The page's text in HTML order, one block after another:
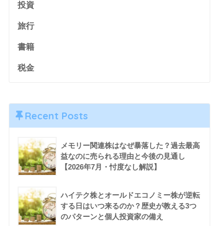
投資
旅行
書籍
税金
Recent Posts
メモリー関連株はなぜ暴落した？過去最高
益なのに売られる理由と今後の見通し
【2026年7月・忖度なし解説】
ハイテク株とオールドエコノミー株が逆転
する日はいつ来るのか？歴史が教える3つ
のパターンと個人投資家の備え